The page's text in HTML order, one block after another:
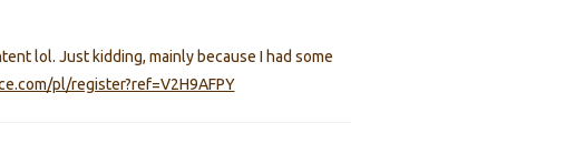
lol. Just kidding, mainly because I had some
pl/register?ref=V2H9AFPY